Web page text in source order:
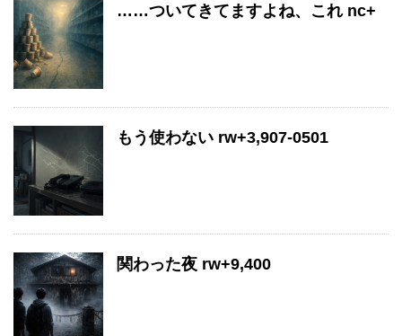
……ついてきてますよね、これ nc+
もう使わない rw+3,907-0501
関わった夜 rw+9,400